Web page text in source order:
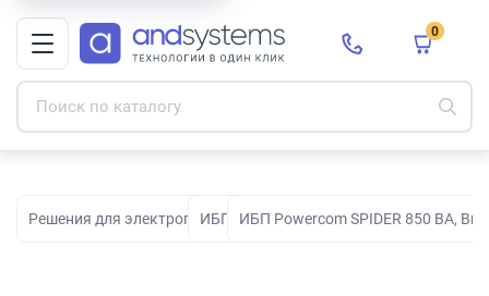
0
Решения для электропитания
ИБП ИБП Powercom SPIDER 850 ВА,